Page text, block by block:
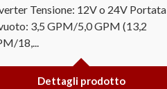
Tensione: 12V o 24V Portata
3,5 GPM/5,0 GPM (13,2
18,...
Dettagli prodotto